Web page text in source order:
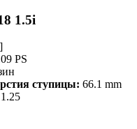
1.5i
PS
ступицы: 66.1 mm